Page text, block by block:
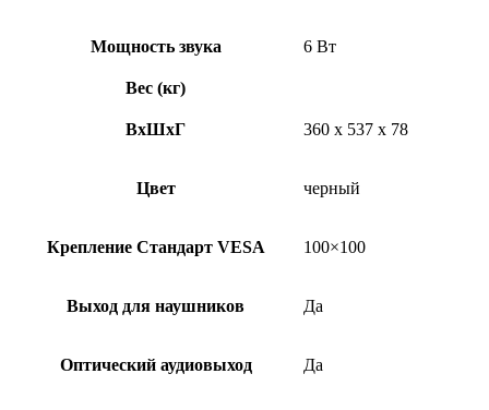
Мощность звука 6 Вт
Вес (кг)
ВхШхГ 360 х 537 х 78
Цвет черный
Крепление Стандарт VESA 100×100
Выход для наушников Да
Оптический аудиовыход Да